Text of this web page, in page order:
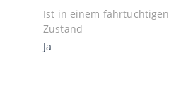
Ist in einem fahrtüchtigen
Zustand
Ja